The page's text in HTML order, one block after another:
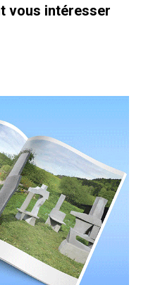
vous intéresser